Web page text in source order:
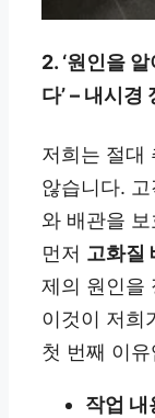
2. ‘원인을
다’ – 내시경
저희는 절대
않습니다.
와 배관을
먼저 고화질
제의 원인을
이것이 저희
첫 번째 이
작업 내